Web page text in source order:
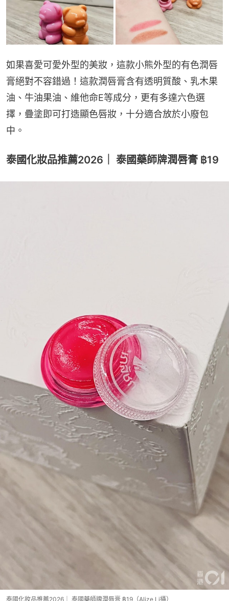
如果喜愛可愛外型的美妝，這款小熊外型的有色潤唇
膏絕對不容錯過！這款潤唇膏含有透明質酸、乳木果
油、牛油果油、維他命E等成分，更有多達六色選
擇，疊塗即可打造顯色唇妝，十分適合放於小廢包
中。
泰國化妝品推薦2026｜ 泰國藥師牌潤唇膏 ฿19
泰國化妝品推薦2026｜ 泰國藥師牌潤唇膏 ฿19（Alize Li攝）